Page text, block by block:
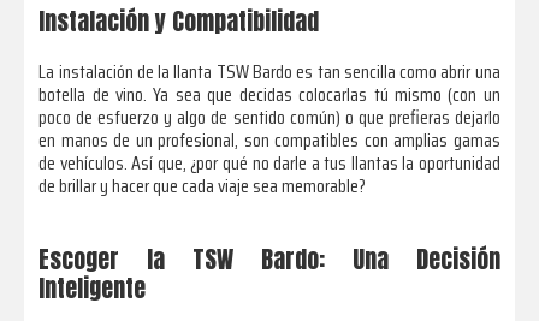
Instalación y Compatibilidad
La instalación de la llanta TSW Bardo es tan sencilla como abrir una
botella de vino. Ya sea que decidas colocarlas tú mismo (con un
poco de esfuerzo y algo de sentido común) o que prefieras dejarlo
en manos de un profesional, son compatibles con amplias gamas
de vehículos. Así que, ¿por qué no darle a tus llantas la oportunidad
de brillar y hacer que cada viaje sea memorable?
Escoger la TSW Bardo: Una Decisión
Inteligente